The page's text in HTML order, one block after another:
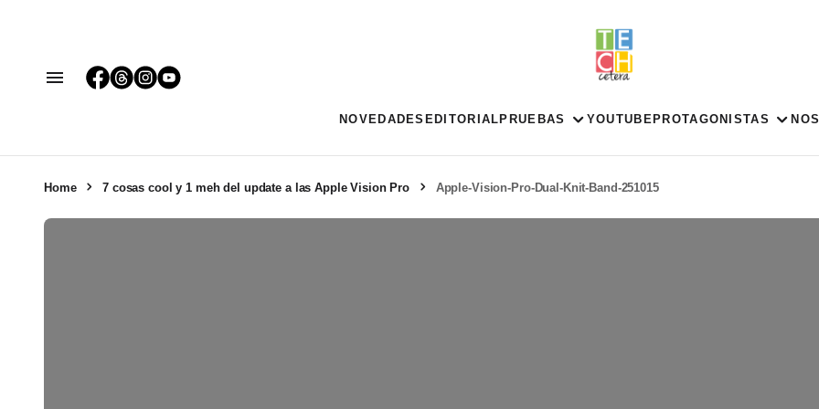
NOVEDADES EDITORIAL PRUEBAS YOUTUBE PROTAGONISTAS
Home 7 cosas cool y 1 meh del update a las Apple Vision Pro Apple-Vision-Pro-Dual-Knit-Band-251015